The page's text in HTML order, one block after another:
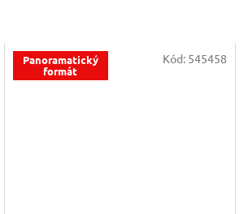
Panoramatický
formát
Kód: 545458